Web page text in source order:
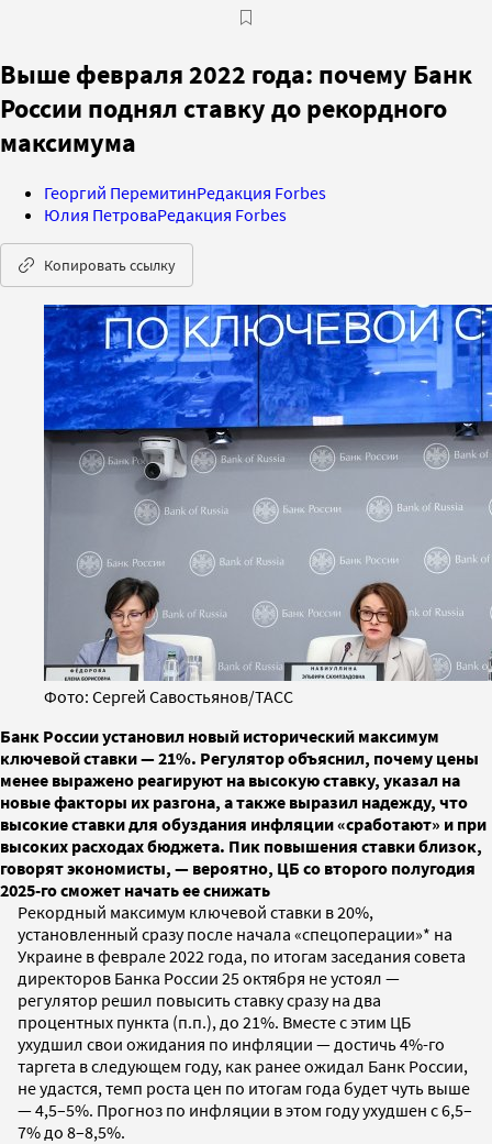
Выше февраля 2022 года: почему Банк
России поднял ставку до рекордного
максимума
Георгий ПеремитинРедакция Forbes
Юлия ПетроваРедакция Forbes
Копировать ссылку
Фото: Сергей Савостьянов/ТАСС
Банк России установил новый исторический максимум
ключевой ставки — 21%. Регулятор объяснил, почему цены
менее выражено реагируют на высокую ставку, указал на
новые факторы их разгона, а также выразил надежду, что
высокие ставки для обуздания инфляции «сработают» и при
высоких расходах бюджета. Пик повышения ставки близок,
говорят экономисты, — вероятно, ЦБ со второго полугодия
2025-го сможет начать ее снижать
Рекордный максимум ключевой ставки в 20%,
установленный сразу после начала «спецоперации»* на
Украине в феврале 2022 года, по итогам заседания совета
директоров Банка России 25 октября не устоял —
регулятор решил повысить ставку сразу на два
процентных пункта (п.п.), до 21%. Вместе с этим ЦБ
ухудшил свои ожидания по инфляции — достичь 4%-го
таргета в следующем году, как ранее ожидал Банк России,
не удастся, темп роста цен по итогам года будет чуть выше
— 4,5–5%. Прогноз по инфляции в этом году ухудшен с 6,5–
7% до 8–8,5%.